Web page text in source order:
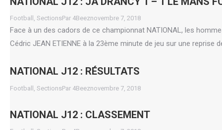
Football , SectionsPar 4Beeznovembre 7, 2018
Face à un des cadors de ce championnat NATIONAL, les
Cédric JEAN ETIENNE à la 23ème minute de jeu sur une reprise
NATIONAL J12 : RÉSULTATS
Football SectionsPar 4Beeznovembre 7, 2018
NATIONAL J12 : CLASSEMENT